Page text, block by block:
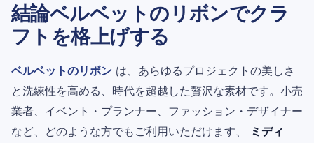
結論ベルベットのリボンでクラ
フトを格上げする
ベルベットのリボン は、あらゆるプロジェクトの美しさ
と洗練性を高める、時代を超越した贅沢な素材です。小売
業者、イベント・プランナー、ファッション・デザイナー
など、どのような方でもご利用いただけます、
ミディ